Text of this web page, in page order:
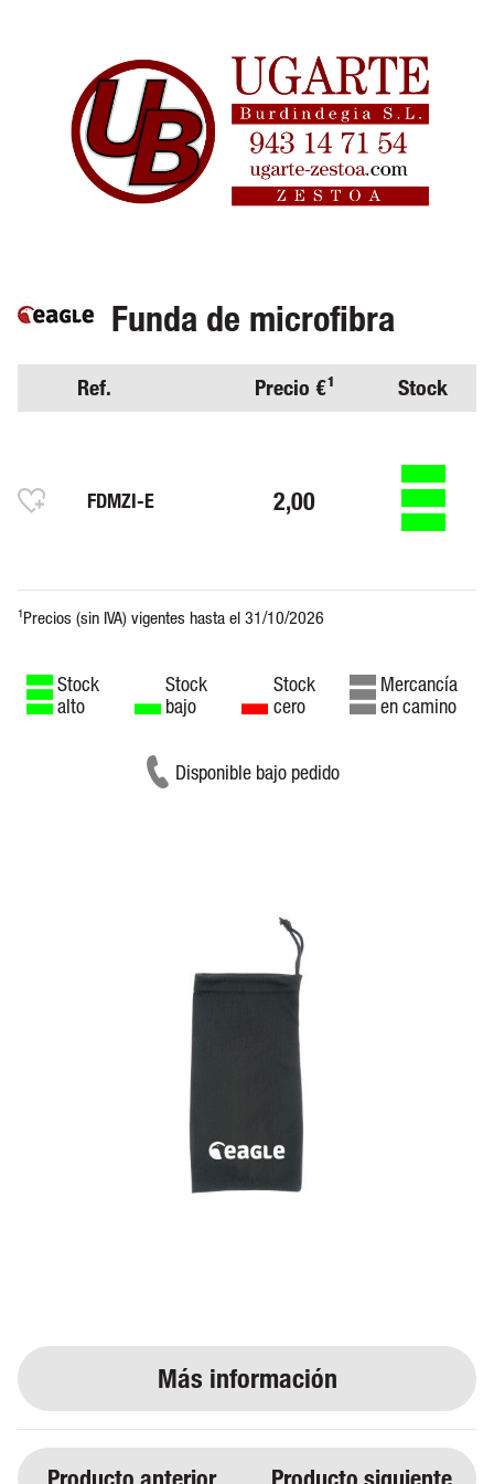
Funda de microfibra
Ref. Precio €¹ Stock
FDMZI-E 2,00
Stock
alto
Stock
bajo
Stock
cero
Mercancía
en camino
Disponible bajo pedido
Producto anterior Producto siguiente